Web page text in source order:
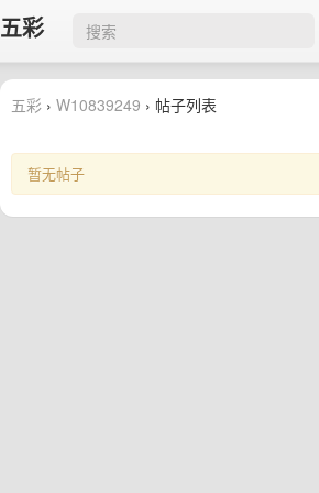
五彩
五彩 › W10839249 › 帖子列表
暂无帖子